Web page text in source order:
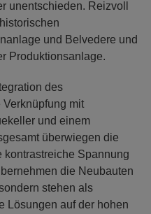
unentschieden. Reizvoll
und Belvedere und
Produktionsanlage.
des
mit
und einem
überwiegen die
kontrastreiche Spannung
die Neubauten
stehen als
Lösungen auf der hohen